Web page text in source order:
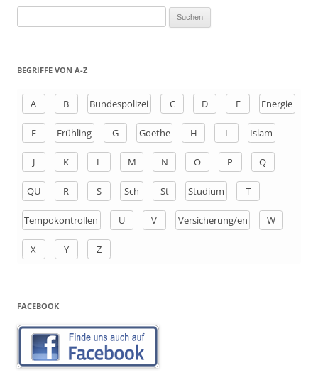
h
BEGRIFFE VON A-Z
A B Bundespolizei C D E Energie
F Frühling G Goethe H I Islam
J K L M N O P Q
QU R S Sch St Studium T
Tempokontrollen U V Versicherung/en W
X Y Z
FACEBOOK